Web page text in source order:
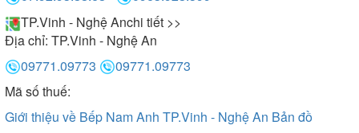
TP.Vinh - Nghệ Anchi tiết >>
Địa chỉ: TP.Vinh - Nghệ An
09771.09773
09771.09773
Mã số thuế:
Giới thiệu về Bếp Nam Anh TP.Vinh - Nghệ An Bản đồ